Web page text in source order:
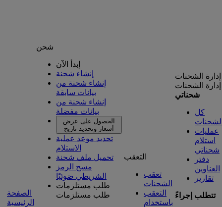
الصفحة
الرئيسية
شحن
إبدأ الآن
إنشاء شحنة
إنشاء شحنة من
بيانات سابقة
إنشاء شحنة من
بيانات مفضلة
الحصول على عرض
أسعار وتحديد تاريخ
تحديد موعد عملية
الاستلام
تحميل ملف شحنة
مسح الرمز
الشريطي ضوئيًا
طلب مستلزمات
طلب مستلزمات
التعقب
تعقب
الشحنات
التعقب
باستخدام
إدارة الشحنات
إدارة الشحنات
شحناتي
كل
عمليات
استلام
شحناتي
دفتر
العناوين
تقارير
تتطلب إجراءً